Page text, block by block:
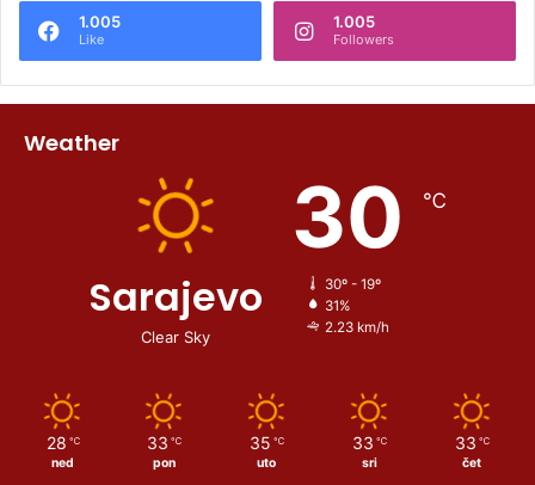
1.005
Like
1.005
Followers
Weather
Sarajevo
Clear Sky
30 ℃
30º - 19º
31%
2.23 km/h
28 ℃
ned
33 ℃
pon
35 ℃
uto
33 ℃
sri
33 ℃
čet